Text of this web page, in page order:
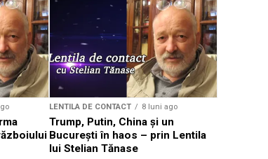
LENTILA DE CONTACT 8 luni ago
Trump, Putin, China și un
București în haos – prin Lentila
lui Stelian Tănase